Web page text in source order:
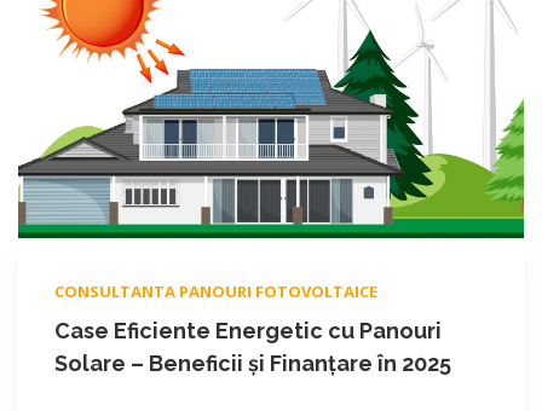
CONSULTANTA PANOURI FOTOVOLTAICE
Case Eficiente Energetic cu Panouri
Solare – Beneficii și Finanțare în 2025